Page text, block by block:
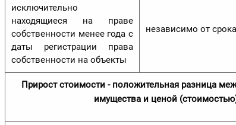
исключительно
находящиеся на праве
собственности менее года с
даты регистрации права
собственности на объекты
независимо от
Прирост стоимости - положительная разница
имущества и ценой